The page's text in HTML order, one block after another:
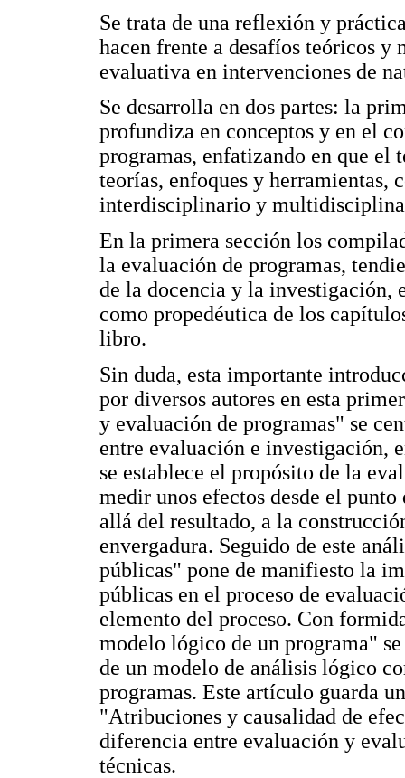
Se trata de una reflexión y
hacen frente a desafíos teóricos
evaluativa en intervenciones de
Se desarrolla en dos partes: la
profundiza en conceptos y en el
programas, enfatizando en que
teorías, enfoques y herramientas,
interdisciplinario y
En la primera sección los
la evaluación de programas,
de la docencia y la investigación,
como propedéutica de los
libro.
Sin duda, esta importante
por diversos autores en esta
y evaluación de programas" se
entre evaluación e investigación,
se establece el propósito de la
medir unos efectos desde el
allá del resultado, a la
envergadura. Seguido de este
públicas" pone de manifiesto la
públicas en el proceso de
elemento del proceso. Con
modelo lógico de un programa"
de un modelo de análisis lógico
programas. Este artículo guarda
"Atribuciones y causalidad de
diferencia entre evaluación y
técnicas.